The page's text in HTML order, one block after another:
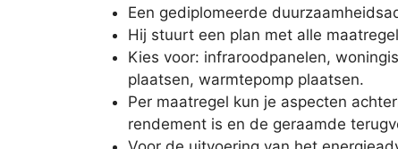
Een gediplomeerde
Hij stuurt een plan met alle
Kies voor: infraroodpanelen,
plaatsen, warmtepomp plaatsen.
Per maatregel kun je aspecten
rendement is en de geraamde